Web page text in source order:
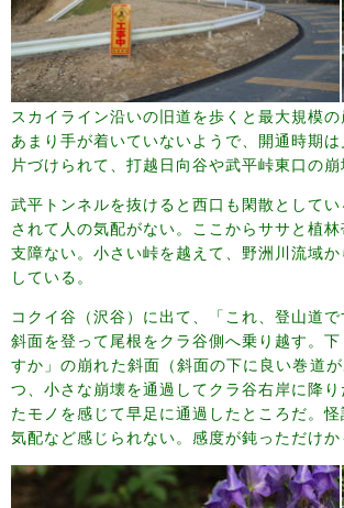
スカイライン沿いの旧道を歩くと最大規模
あまり手が着いていないようで、開通時期
片づけられて、打越日向谷や武平峠東口の崩
武平トンネルを抜けると西口も閑散として
されて人の気配がない。ここからササと植
支障ない。小さい峠を越えて、野洲川流域
している。
コクイ谷（沢谷）に出て、「これ、登山道
斜面を登って尾根をクラ谷側へ乗り越す。
すか」の崩れた斜面（斜面の下に良い巻道
つ、小さな崩壊を通過してクラ谷右岸に降
たモノを感じて早足に通過したところだ。
気配など感じられない。感度が鈍っただけか